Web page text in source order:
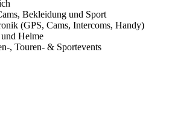
Bekleidung und Sport
(GPS, Cams, Intercoms, Handy)
Helme
, Touren- & Sportevents